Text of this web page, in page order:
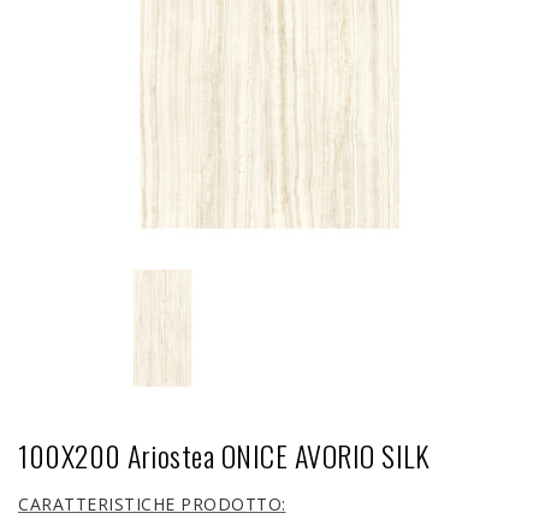
100X200 Ariostea ONICE AVORIO SILK
CARATTERISTICHE PRODOTTO: